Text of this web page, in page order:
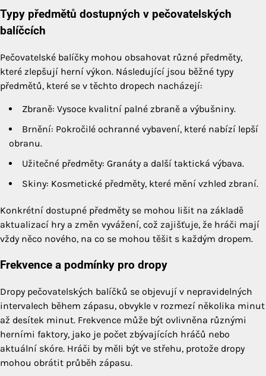
Typy předmětů dostupných v pečovatelských
balíčcích
Pečovatelské balíčky mohou obsahovat různé předměty,
které zlepšují herní výkon. Následující jsou běžné typy
předmětů, které se v těchto dropech nacházejí:
Zbraně: Vysoce kvalitní palné zbraně a výbušniny.
Brnění: Pokročilé ochranné vybavení, které nabízí lepší
obranu.
Užitečné předměty: Granáty a další taktická výbava.
Skiny: Kosmetické předměty, které mění vzhled zbraní.
Konkrétní dostupné předměty se mohou lišit na základě
aktualizací hry a změn vyvážení, což zajišťuje, že hráči mají
vždy něco nového, na co se mohou těšit s každým dropem.
Frekvence a podmínky pro dropy
Dropy pečovatelských balíčků se objevují v nepravidelných
intervalech během zápasu, obvykle v rozmezí několika minut
až desítek minut. Frekvence může být ovlivněna různými
herními faktory, jako je počet zbývajících hráčů nebo
aktuální skóre. Hráči by měli být ve střehu, protože dropy
mohou obrátit průběh zápasu.